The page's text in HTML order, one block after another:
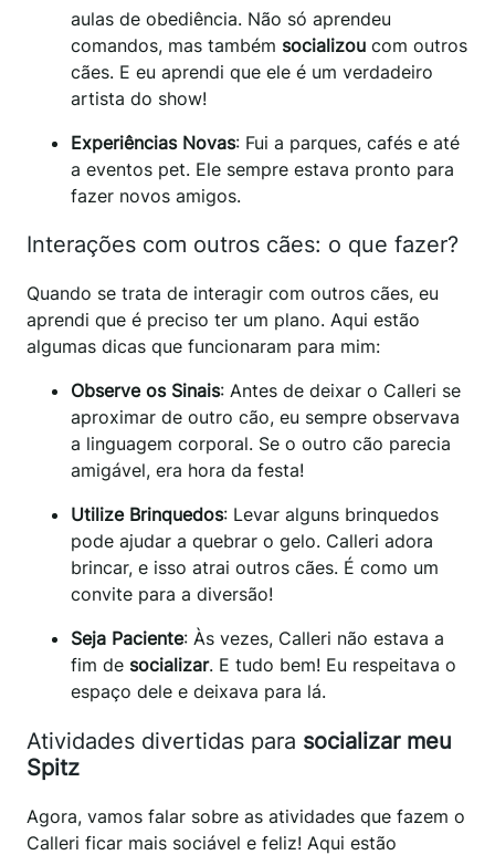
aulas de obediência. Não só aprendeu
comandos, mas também socializou com outros
cães. E eu aprendi que ele é um verdadeiro
artista do show!
Experiências Novas: Fui a parques, cafés e até
a eventos pet. Ele sempre estava pronto para
fazer novos amigos.
Interações com outros cães: o que fazer?
Quando se trata de interagir com outros cães, eu
aprendi que é preciso ter um plano. Aqui estão
algumas dicas que funcionaram para mim:
Observe os Sinais: Antes de deixar o Calleri se
aproximar de outro cão, eu sempre observava
a linguagem corporal. Se o outro cão parecia
amigável, era hora da festa!
Utilize Brinquedos: Levar alguns brinquedos
pode ajudar a quebrar o gelo. Calleri adora
brincar, e isso atrai outros cães. É como um
convite para a diversão!
Seja Paciente: Às vezes, Calleri não estava a
fim de socializar. E tudo bem! Eu respeitava o
espaço dele e deixava para lá.
Atividades divertidas para socializar meu
Spitz
Agora, vamos falar sobre as atividades que fazem o
Calleri ficar mais sociável e feliz! Aqui estão